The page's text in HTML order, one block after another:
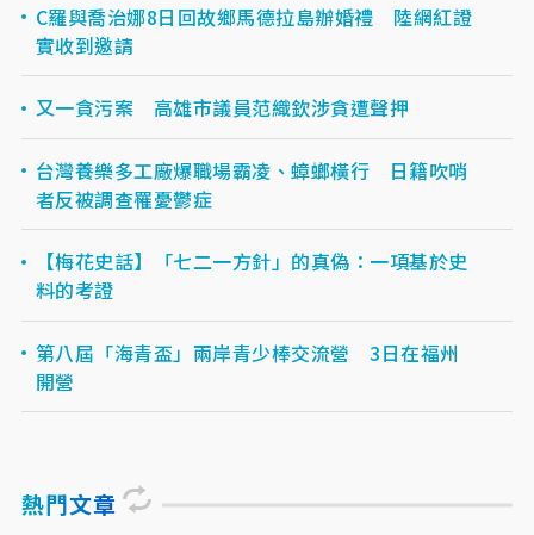
C羅與喬治娜8日回故鄉馬德拉島辦婚禮 陸網紅證
實收到邀請
又一貪污案 高雄市議員范織欽涉貪遭聲押
台灣養樂多工廠爆職場霸凌、蟑螂橫行 日籍吹哨
者反被調查罹憂鬱症
【梅花史話】「七二一方針」的真偽：一項基於史
料的考證
第八屆「海青盃」兩岸青少棒交流營 3日在福州
開營
熱門文章